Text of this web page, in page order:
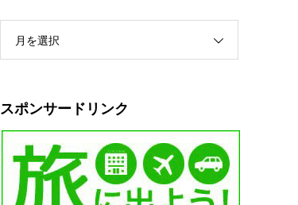
月を選択
スポンサードリンク